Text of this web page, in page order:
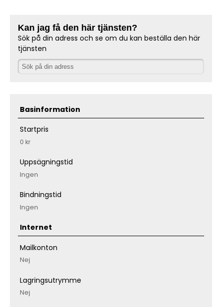
Kan jag få den här tjänsten?
Sök på din adress och se om du kan beställa den här
tjänsten
Basinformation
Startpris
0 kr
Uppsägningstid
Ingen
Bindningstid
Ingen
Internet
Mailkonton
Nej
Lagringsutrymme
Nej